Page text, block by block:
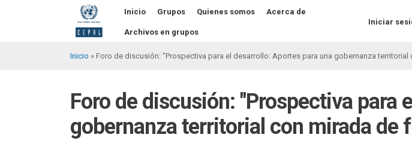
Inicio Grupos Quienes somos Acerca de
Archivos en grupos
Iniciar
enlaces
de
ayuda
Inicio Foro de discusión: "Prospectiva para el desarrollo: Aportes para una gobernanza territorial
Foro de discusión: "Prospectiva para
gobernanza territorial con mirada de